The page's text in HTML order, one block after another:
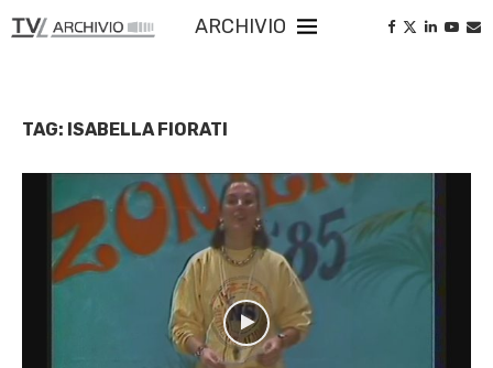
ARCHIVIO
TAG: ISABELLA FIORATI